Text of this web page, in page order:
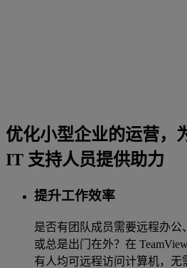
优化小型企业的运营，
IT 支持人员提供助力
提升工作效率
是否有团队成员需要远程办公
或总是出门在外？在
有人均可远程访问计算机，无